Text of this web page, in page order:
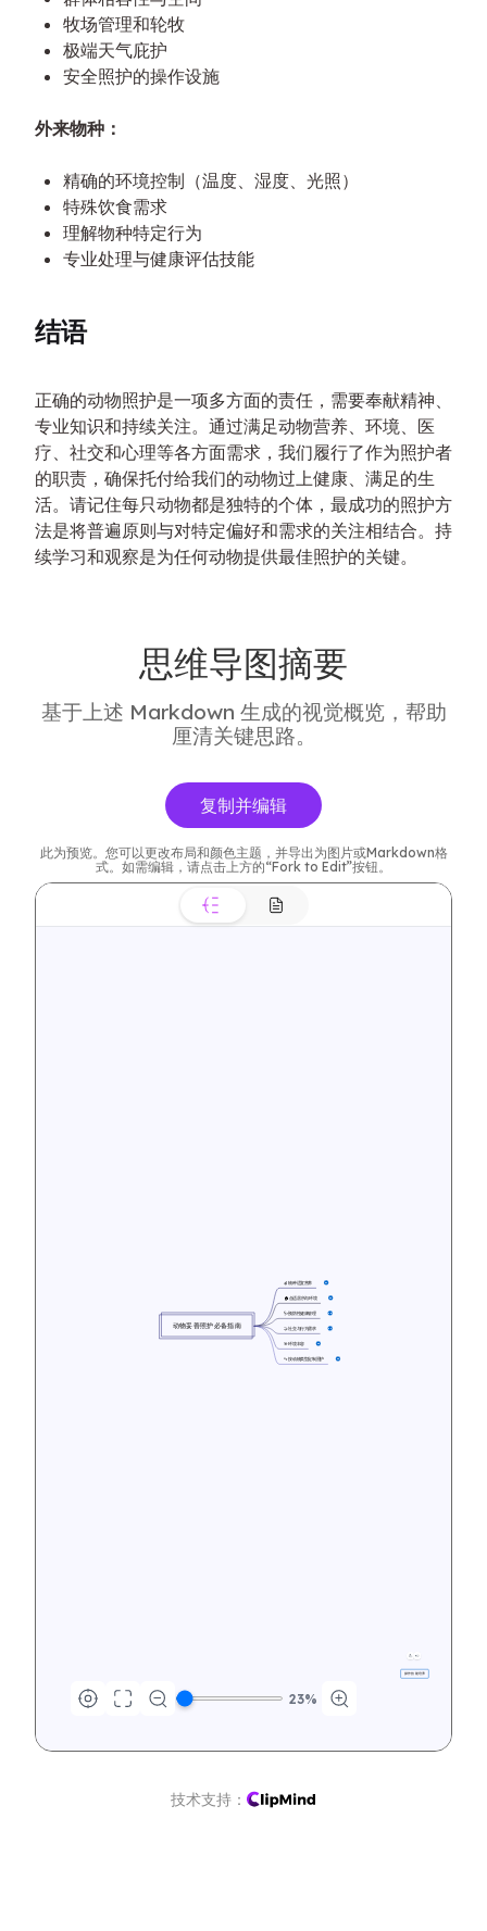
牧场管理和轮牧
极端天气庇护
安全照护的操作设施
外来物种：
精确的环境控制（温度、湿度、光照）
特殊饮食需求
理解物种特定行为
专业处理与健康评估技能
结语
正确的动物照护是一项多方面的责任，需要奉献精神、
专业知识和持续关注。通过满足动物营养、环境、医
疗、社交和心理等各方面需求，我们履行了作为照护者
的职责，确保托付给我们的动物过上健康、满足的生
活。请记住每只动物都是独特的个体，最成功的照护方
法是将普遍原则与对特定偏好和需求的关注相结合。持
续学习和观察是为任何动物提供最佳照护的关键。
思维导图摘要
基于上述 Markdown 生成的视觉概览，帮助
厘清关键思路。
复制并编辑
此为预览。您可以更改布局和颜色主题，并导出为图片或Markdown格
式。如需编辑，请点击上方的“Fork to Edit”按钮。
🍎 物种适宜营养 17
🏠 合适居所与环境 15
🩺 预防性健康管理 18
🤝 社交与行为需求 16
🎯 环境丰容 16
🐾 按动物类型定制照护 15
动物妥善照护必备指南
操作技能培养
23%
技术支持：